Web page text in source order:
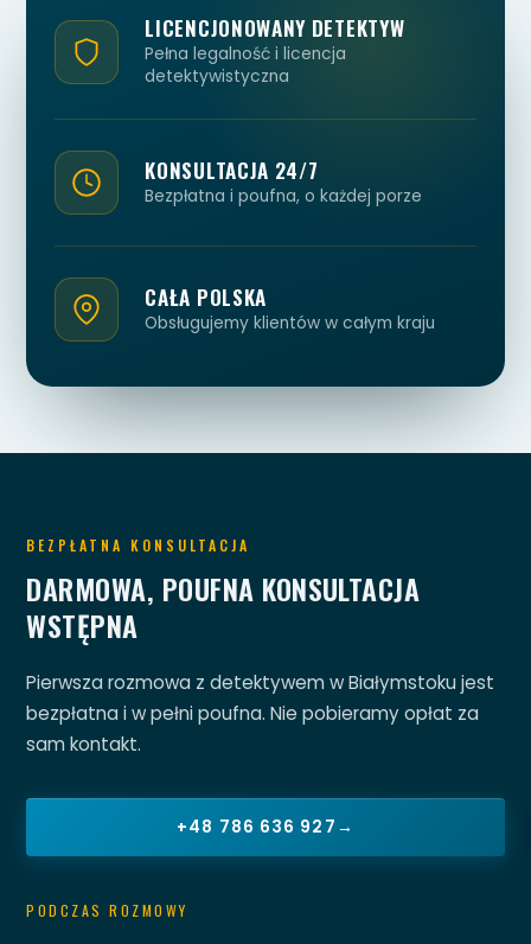
LICENCJONOWANY DETEKTYW
Pełna legalność i licencja
detektywistyczna
KONSULTACJA 24/7
Bezpłatna i poufna, o każdej porze
CAŁA POLSKA
Obsługujemy klientów w całym kraju
BEZPŁATNA KONSULTACJA
DARMOWA, POUFNA KONSULTACJA
WSTĘPNA
Pierwsza rozmowa z detektywem w Białymstoku jest
bezpłatna i w pełni poufna. Nie pobieramy opłat za
sam kontakt.
+48 786 636 927 →
PODCZAS ROZMOWY